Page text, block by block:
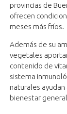
provincias de
ofrecen
meses más fríos.
Además de su
vegetales
contenido de
sistema
naturales
bienestar